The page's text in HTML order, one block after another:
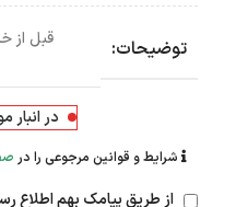
توضیحات:
قبل از
در
شرایط و قوانین مرجوعی را در
از طریق پیامک بهم اطلاع